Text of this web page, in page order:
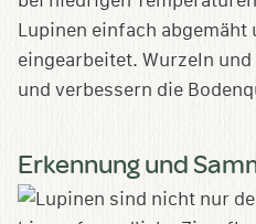
Lupinen einfach abgemäht
eingearbeitet. Wurzeln
und verbessern die
Erkennung und